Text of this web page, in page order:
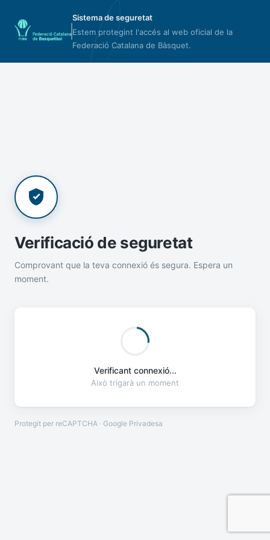
Sistema de seguretat
Estem protegint l'accés al web oficial de la
Federació Catalana de Bàsquet.
Verificació de seguretat
Comprovant que la teva connexió és segura. Espera un
moment.
Verificant connexió...
Això trigarà un moment
Protegit per reCAPTCHA · Google Privadesa